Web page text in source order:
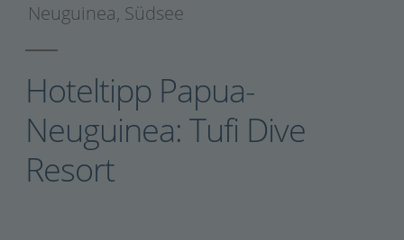
Neuguinea, Südsee
Hoteltipp Papua-
Neuguinea: Tufi Dive
Resort